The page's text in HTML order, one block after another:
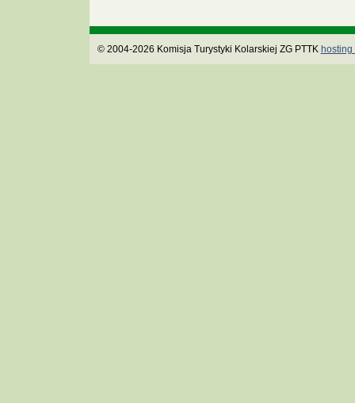
© 2004-2026 Komisja Turystyki Kolarskiej ZG PTTK hosting